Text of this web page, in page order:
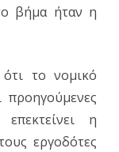
βήμα ήταν η
το νομικό
η
εργοδότες